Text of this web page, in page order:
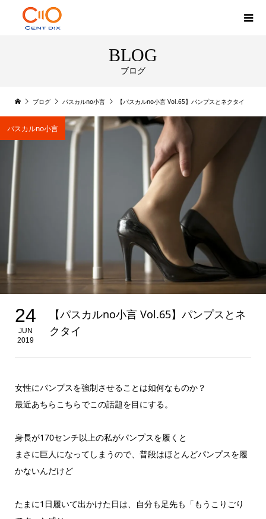
BLOG
ブログ
ブログ パスカルno小言 【パスカルno小言 Vol.65】パンプスとネクタイ
パスカルno小言
24
JUN
2019
【パスカルno小言 Vol.65】パンプスとネ
クタイ
女性にパンプスを強制させることは如何なものか？
最近あちらこちらでこの話題を目にする。
身長が170センチ以上の私がパンプスを履くと
まさに巨人になってしまうので、普段はほとんどパンプスを履
かないんだけど
たまに1日履いて出かけた日は、自分も足先も「もうこりごり